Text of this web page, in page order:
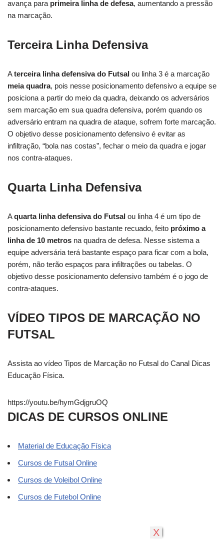
avança para primeira linha de defesa, aumentando a pressão
na marcação.
Terceira Linha Defensiva
Aterceira linha defensiva do Futsal ou linha 3 é a marcação
meia quadra, pois nesse posicionamento defensivo a equipe se
posiciona a partir do meio da quadra, deixando os adversários
sem marcação em sua quadra defensiva, porém quando os
adversário entram na quadra de ataque, sofrem forte marcação.
O objetivo desse posicionamento defensivo é evitar as
infiltração, “bola nas costas”, fechar o meio da quadra e jogar
nos contra-ataques.
Quarta Linha Defensiva
Aquarta linha defensiva do Futsal ou linha 4 é um tipo de
posicionamento defensivo bastante recuado, feito próximo a
linha de 10 metros na quadra de defesa. Nesse sistema a
equipe adversária terá bastante espaço para ficar com a bola,
porém, não terão espaços para infiltrações ou tabelas. O
objetivo desse posicionamento defensivo também é o jogo de
contra-ataques.
VÍDEO TIPOS DE MARCAÇÃO NO
FUTSAL
Assista ao vídeo Tipos de Marcação no Futsal do Canal Dicas
Educação Física.
https://youtu.be/hymGdjgruOQ
DICAS DE CURSOS ONLINE
Material de Educação Física
Cursos de Futsal Online
Cursos de Voleibol Online
Cursos de Futebol Online
X